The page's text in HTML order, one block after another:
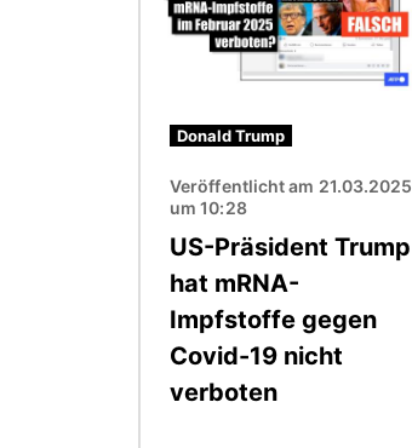
Donald Trump
Veröffentlicht am 21.03.2025
um 10:28
US-Präsident Trump
hat mRNA-
Impfstoffe gegen
Covid-19 nicht
verboten